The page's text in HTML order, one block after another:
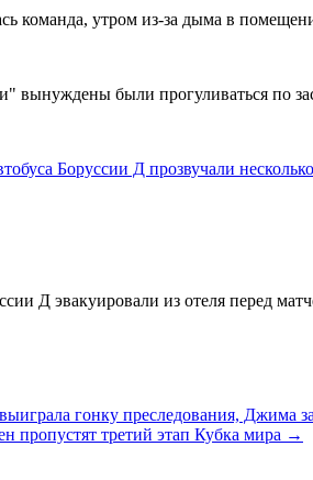
команда, утром из-за дыма в
были прогуливаться по
Боруссии Д прозвучали
Д эвакуировали из отеля перед
гонку преследования, Джима
пропустят третий этап Кубка мира →